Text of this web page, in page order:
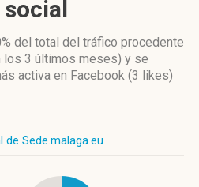
del total del tráfico procedente
los 3 últimos meses) y se
activa en Facebook (3 likes)
Sede.malaga.eu